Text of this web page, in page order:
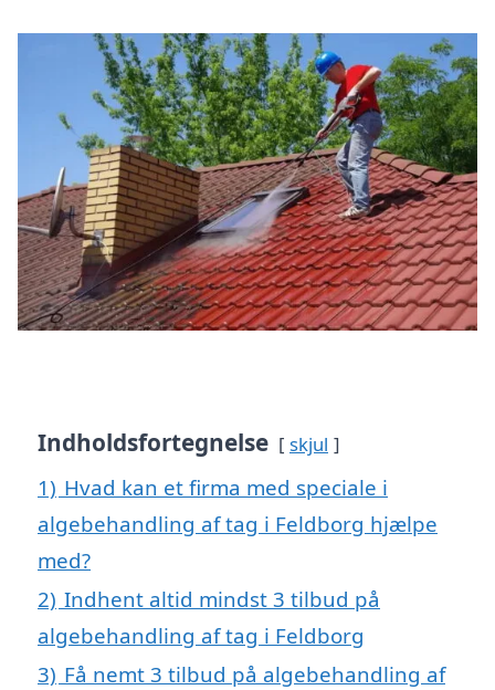
Indholdsfortegnelse skjul
1) Hvad kan et firma med speciale i
algebehandling af tag i Feldborg hjælpe
med?
2) Indhent altid mindst 3 tilbud på
algebehandling af tag i Feldborg
3) Få nemt 3 tilbud på algebehandling af